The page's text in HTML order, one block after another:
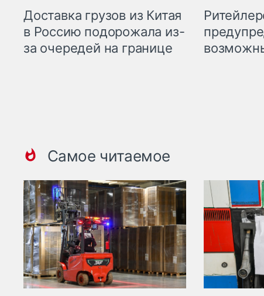
Доставка грузов из Китая
в Россию подорожала из-
за очередей на границе
Самое читаемое